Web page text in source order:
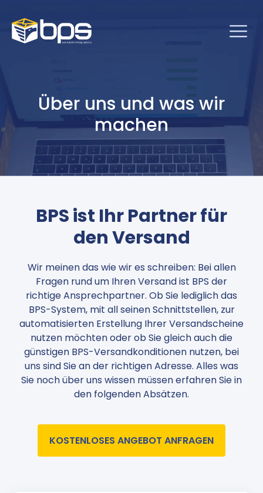
Über uns und was wir
machen
BPS ist Ihr Partner für
den Versand
Wir meinen das wie wir es schreiben: Bei allen
Fragen rund um Ihren Versand ist BPS der
richtige Ansprechpartner. Ob Sie lediglich das
BPS-System, mit all seinen Schnittstellen, zur
automatisierten Erstellung Ihrer Versandscheine
nutzen möchten oder ob Sie gleich auch die
günstigen BPS-Versandkonditionen nutzen, bei
uns sind Sie an der richtigen Adresse. Alles was
Sie noch über uns wissen müssen erfahren Sie in
den folgenden Absätzen.
KOSTENLOSES ANGEBOT ANFRAGEN